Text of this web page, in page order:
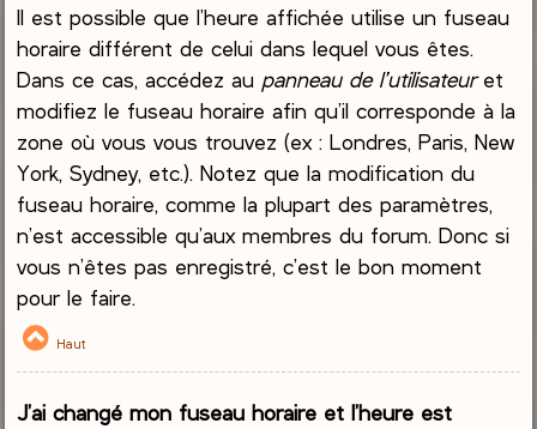
Il est possible que l’heure affichée utilise un fuseau
horaire différent de celui dans lequel vous êtes.
Dans ce cas, accédez au panneau de l’utilisateuret
modifiez le fuseau horaire afin qu’il corresponde à la
zone où vous vous trouvez (ex : Londres, Paris, New
York, Sydney, etc.). Notez que la modification du
fuseau horaire, comme la plupart des paramètres,
n’est accessible qu’aux membres du forum. Donc si
vous n’êtes pas enregistré, c’est le bon moment
pour le faire.
Haut
J’ai changé mon fuseau horaire et l’heure est